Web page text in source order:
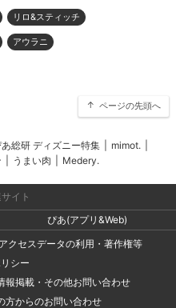
リロ&スティッチ
アウラニ
ページの先頭へ
総研 ディズニー特集 mimot.
うまい肉 Medery.
イト
ぴあ(アプリ&Web)
アクセスデータの利用・著作権等
シー
報掲載・その他お問い合わせ
方からのお問い合わせ